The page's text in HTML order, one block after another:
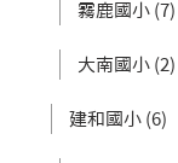
霧鹿國小 (7)
大南國小 (2)
建和國小 (6)